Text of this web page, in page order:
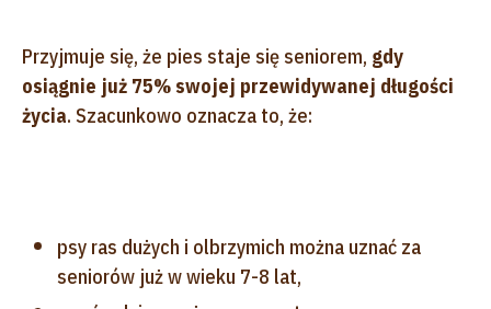
Przyjmuje się, że pies staje się seniorem, gdy
osiągnie już 75% swojej przewidywanej długości
życia. Szacunkowo oznacza to, że:
psy ras dużych i olbrzymich można uznać za
seniorów już w wieku 7-8 lat,